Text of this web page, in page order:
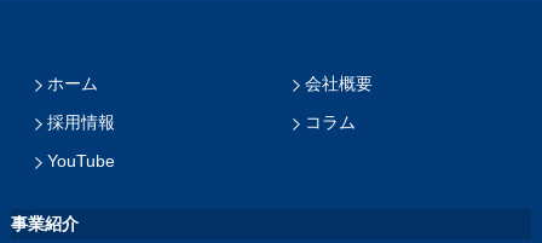
ホーム 会社概要
採用情報 コラム
YouTube
事業紹介